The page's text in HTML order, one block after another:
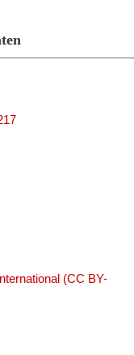
(CC BY-